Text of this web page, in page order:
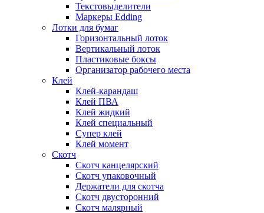
Текстовыделители
Маркеры Edding
Лотки для бумаг
Горизонтальный лоток
Вертикальный лоток
Пластиковые боксы
Организатор рабочего места
Клей
Клей-карандаш
Клей ПВА
Клей жидкий
Клей специальный
Супер клей
Клей момент
Скотч
Скотч канцелярский
Скотч упаковочный
Держатели для скотча
Скотч двусторонний
Скотч малярный